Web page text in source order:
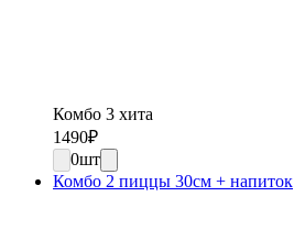
Комбо 3 хита
1490₽
0шт
Комбо 2 пиццы 30см + напиток